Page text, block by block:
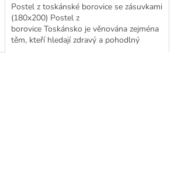
z
5
hvězdiček.
Postel z toskánské borovice se zásuvkami
(180x200) Postel z
borovice Toskánsko je věnována zejména
těm, kteří hledají zdravý a pohodlný